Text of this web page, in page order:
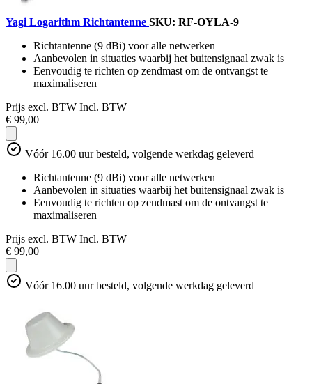
Yagi Logarithm Richtantenne SKU: RF-OYLA-9
Richtantenne (9 dBi) voor alle netwerken
Aanbevolen in situaties waarbij het buitensignaal zwak is
Eenvoudig te richten op zendmast om de ontvangst te
maximaliseren
Prijs excl. BTW Incl. BTW
€ 99,00
Vóór 16.00 uur besteld, volgende werkdag geleverd
Richtantenne (9 dBi) voor alle netwerken
Aanbevolen in situaties waarbij het buitensignaal zwak is
Eenvoudig te richten op zendmast om de ontvangst te
maximaliseren
Prijs excl. BTW Incl. BTW
€ 99,00
Vóór 16.00 uur besteld, volgende werkdag geleverd